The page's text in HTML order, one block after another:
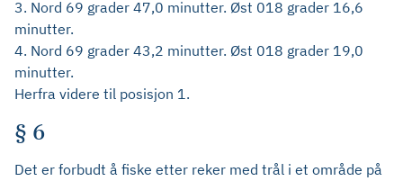
3. Nord 69 grader 47,0 minutter. Øst 018 grader 16,6
minutter.
4. Nord 69 grader 43,2 minutter. Øst 018 grader 19,0
minutter.
Herfra videre til posisjon 1.
§ 6
Det er forbudt å fiske etter reker med trål i et område på